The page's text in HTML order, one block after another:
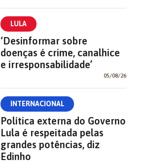
LULA
‘Desinformar sobre
doenças é crime, canalhice
e irresponsabilidade’
05/08/26
INTERNACIONAL
Política externa do Governo
Lula é respeitada pelas
grandes potências, diz
Edinho